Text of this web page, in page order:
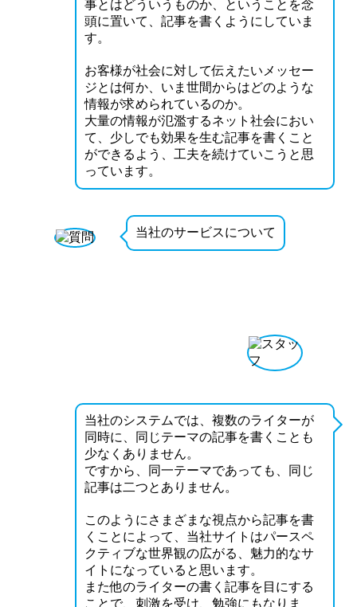
事とはどういうものか、ということを念
頭に置いて、記事を書くようにしていま
す。
お客様が社会に対して伝えたいメッセー
ジとは何か、いま世間からはどのような
情報が求められているのか。
大量の情報が氾濫するネット社会におい
て、少しでも効果を生む記事を書くこと
ができるよう、工夫を続けていこうと思
っています。
当社のサービスについて
当社のシステムでは、複数のライターが
同時に、同じテーマの記事を書くことも
少なくありません。
ですから、同一テーマであっても、同じ
記事は二つとありません。
このようにさまざまな視点から記事を書
くことによって、当社サイトはパースペ
クティブな世界観の広がる、魅力的なサ
イトになっていると思います。
また他のライターの書く記事を目にする
ことで、刺激を受け、勉強にもなりま